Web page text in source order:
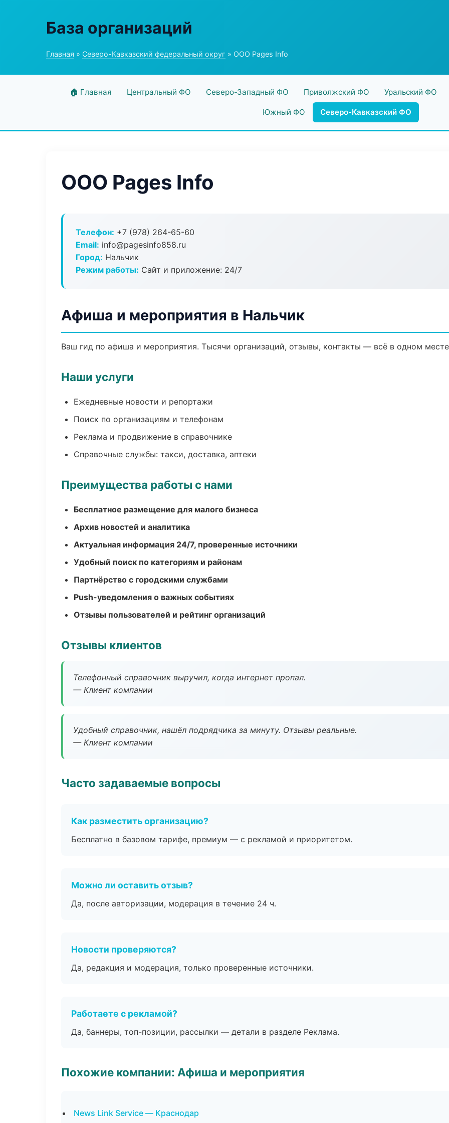
База организаций
Главная » Северо-Кавказский федеральный округ » ООО Pages Info
🏠 Главная Центральный ФО Северо-Западный ФО Приволжский ФО Уральский ФО
Южный ФО Северо-Кавказский ФО
ООО Pages Info
Телефон: +7 (978) 264-65-60
Email: info@pagesinfo858.ru
Город: Нальчик
Режим работы: Сайт и приложение: 24/7
Афиша и мероприятия в Нальчик
Ваш гид по афиша и мероприятия. Тысячи организаций, отзывы, контакты — всё в одном
Наши услуги
Ежедневные новости и репортажи
Поиск по организациям и телефонам
Реклама и продвижение в справочнике
Справочные службы: такси, доставка, аптеки
Преимущества работы с нами
Бесплатное размещение для малого бизнеса
Архив новостей и аналитика
Актуальная информация 24/7, проверенные источники
Удобный поиск по категориям и районам
Партнёрство с городскими службами
Push-уведомления о важных событиях
Отзывы пользователей и рейтинг организаций
Отзывы клиентов
Телефонный справочник выручил, когда интернет пропал.
— Клиент компании
Удобный справочник, нашёл подрядчика за минуту. Отзывы реальные.
— Клиент компании
Часто задаваемые вопросы
Как разместить организацию?
Бесплатно в базовом тарифе, премиум — с рекламой и приоритетом.
Можно ли оставить отзыв?
Да, после авторизации, модерация в течение 24 ч.
Новости проверяются?
Да, редакция и модерация, только проверенные источники.
Работаете с рекламой?
Да, баннеры, топ-позиции, рассылки — детали в разделе Реклама.
Похожие компании: Афиша и мероприятия
News Link Service — Краснодар